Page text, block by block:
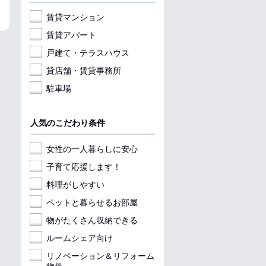
料理が楽 収納
賃貸マンション
賃貸アパート
戸建て・テラスハウス
貸店舗・賃貸事務所
駐車場
人気のこだわり条件
女性の一人暮らしに安心
子育て応援します！
料理がしやすい
ペットと暮らせるお部屋
物がたくさん収納できる
ルームシェア向け
リノベーション＆リフォーム